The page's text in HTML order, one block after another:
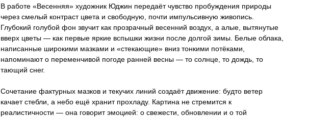
В работе «Весенняя» художник Юджин передаёт чувство пробуждения природы
через смелый контраст цвета и свободную, почти импульсивную живопись.
Глубокий голубой фон звучит как прозрачный весенний воздух, а алые, вытянутые
вверх цветы — как первые яркие вспышки жизни после долгой зимы. Белые облака,
написанные широкими мазками и «стекающие» вниз тонкими потёками,
напоминают о переменчивой погоде ранней весны — то солнце, то дождь, то
тающий снег.
Сочетание фактурных мазков и текучих линий создаёт движение: будто ветер
качает стебли, а небо ещё хранит прохладу. Картина не стремится к
реалистичности — она говорит эмоцией: о свежести, обновлении и о той